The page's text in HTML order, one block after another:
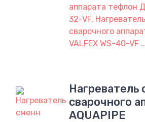
аппарата тефлон
32-VF,
сварочного
VALFEX WS-40-VF
Нагреватель
сварочного
AQUAPIPE